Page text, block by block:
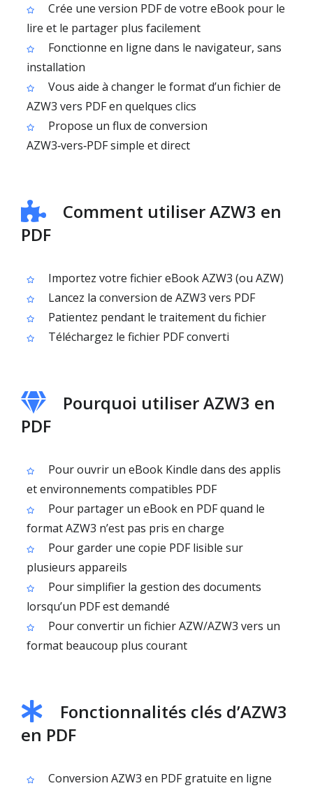
Crée une version PDF de votre eBook pour le
lire et le partager plus facilement
Fonctionne en ligne dans le navigateur, sans
installation
Vous aide à changer le format d’un fichier de
AZW3 vers PDF en quelques clics
Propose un flux de conversion
AZW3‑vers‑PDF simple et direct
Comment utiliser AZW3 en
PDF
Importez votre fichier eBook AZW3 (ou AZW)
Lancez la conversion de AZW3 vers PDF
Patientez pendant le traitement du fichier
Téléchargez le fichier PDF converti
Pourquoi utiliser AZW3 en
PDF
Pour ouvrir un eBook Kindle dans des applis
et environnements compatibles PDF
Pour partager un eBook en PDF quand le
format AZW3 n’est pas pris en charge
Pour garder une copie PDF lisible sur
plusieurs appareils
Pour simplifier la gestion des documents
lorsqu’un PDF est demandé
Pour convertir un fichier AZW/AZW3 vers un
format beaucoup plus courant
Fonctionnalités clés d’AZW3
en PDF
Conversion AZW3 en PDF gratuite en ligne